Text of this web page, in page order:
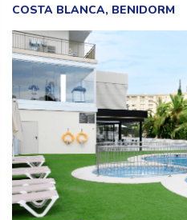
COSTA BLANCA, BENIDORM